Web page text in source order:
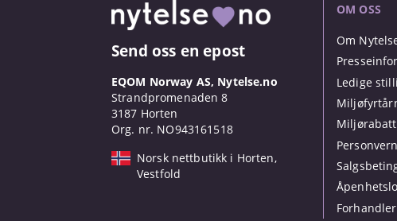
Send oss en epost
EQOM Norway AS, Nytelse.no
Strandpromenaden 8
3187 Horten
Org. nr. NO943161518
Norsk nettbutikk i Horten,
Vestfold
OM OSS
Om
Ledige
Miljørabatt
Forhandler